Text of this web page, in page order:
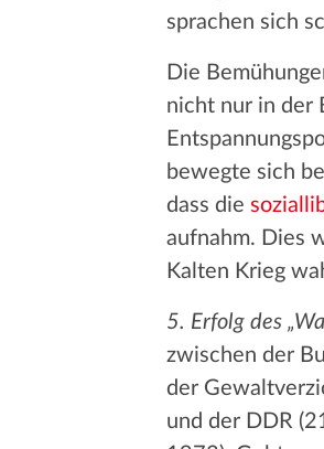
sprachen sich
Die
nicht nur in der
bewegte sich
dass die
aufnahm. Dies
Kalten Krieg
5. Erfolg des
zwischen der
der
und der DDR